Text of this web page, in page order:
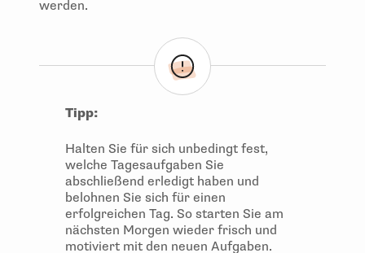
werden.
Tipp:
Halten Sie für sich unbedingt fest,
welche Tagesaufgaben Sie
abschließend erledigt haben und
belohnen Sie sich für einen
erfolgreichen Tag. So starten Sie am
nächsten Morgen wieder frisch und
motiviert mit den neuen Aufgaben.